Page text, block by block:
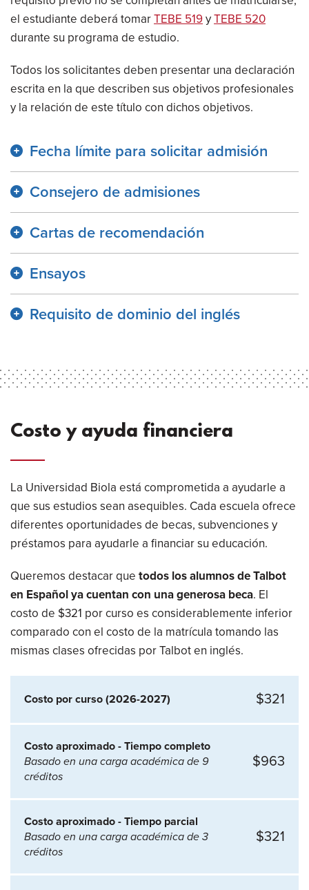
el estudiante deberá tomarTEBE 519yTEBE 520
durante su programa de estudio.
Todos los solicitantes deben presentar una declaración
escrita en la que describen sus objetivos profesionales
y la relación de este título con dichos objetivos.
Fecha límite para solicitar admisión
Consejero de admisiones
Cartas de recomendación
Ensayos
Requisito de dominio del inglés
Costo y ayuda financiera
La Universidad Biola está comprometida a ayudarle a
que sus estudios sean asequibles. Cada escuela ofrece
diferentes oportunidades de becas, subvenciones y
préstamos para ayudarle a financiar su educación.
Queremos destacar que todos los alumnos de Talbot
en Español ya cuentan con una generosa beca. El
costo de $321 por curso es considerablemente inferior
comparado con el costo de la matrícula tomando las
mismas clases ofrecidas por Talbot en inglés.
Costo por curso (2026-2027) $321
Costo aproximado - Tiempo completo
Basado en una carga académica de 9
créditos
$963
Costo aproximado - Tiempo parcial
Basado en una carga académica de 3
créditos
$321